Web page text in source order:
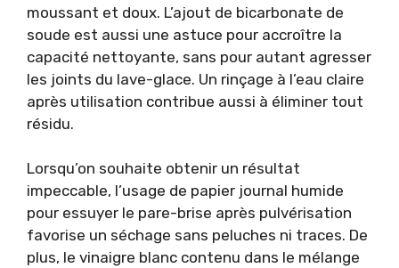
moussant et doux. L’ajout de bicarbonate de
soude est aussi une astuce pour accroître la
capacité nettoyante, sans pour autant agresser
les joints du lave-glace. Un rinçage à l’eau claire
après utilisation contribue aussi à éliminer tout
résidu.
Lorsqu’on souhaite obtenir un résultat
impeccable, l’usage de papier journal humide
pour essuyer le pare-brise après pulvérisation
favorise un séchage sans peluches ni traces. De
plus, le vinaigre blanc contenu dans le mélange